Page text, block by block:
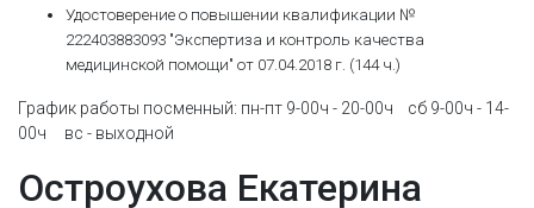
Удостоверение о повышении квалификации №
222403883093 "Экспертиза и контроль качества
медицинской помощи" от 07.04.2018 г. (144 ч.)
График работы посменный: пн-пт 9-00ч - 20-00ч сб 9-00ч - 14-
00ч вс - выходной
Остроухова Екатерина